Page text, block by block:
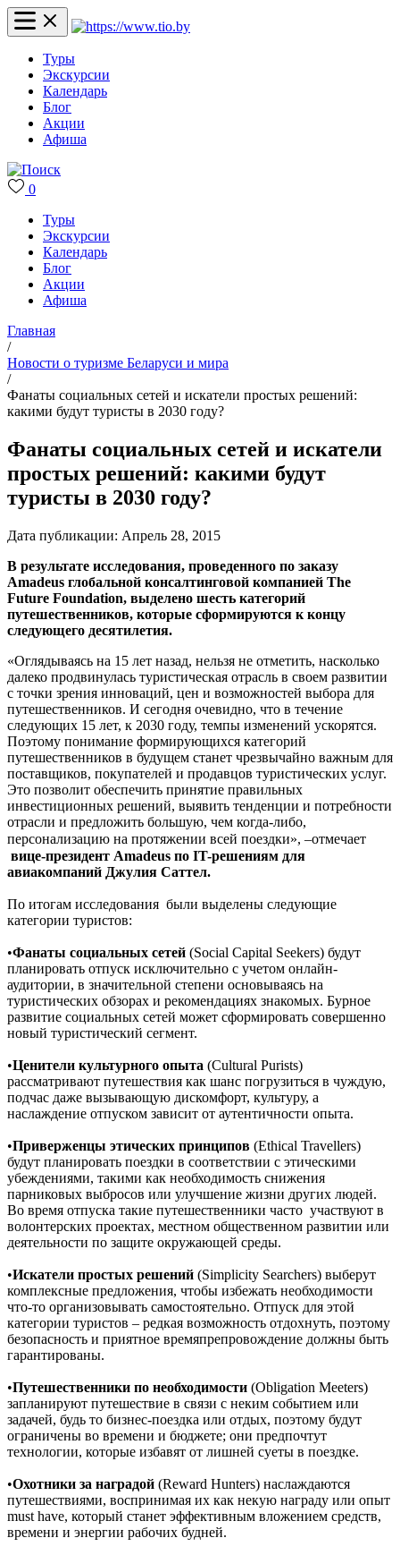
Туры
Экскурсии
Календарь
Блог
Акции
Афиша
0
Туры
Экскурсии
Календарь
Блог
Акции
Афиша
Главная
/
Новости о туризме Беларуси и мира
/
Фанаты социальных сетей и искатели простых решений:
какими будут туристы в 2030 году?
Фанаты социальных сетей и искатели
простых решений: какими будут
туристы в 2030 году?
Дата публикации: Апрель 28, 2015
В результате исследования, проведенного по заказу
Amadeus глобальной консалтинговой компанией The
Future Foundation, выделено шесть категорий
путешественников, которые сформируются к концу
следующего десятилетия.
«Оглядываясь на 15 лет назад, нельзя не отметить, насколько
далеко продвинулась туристическая отрасль в своем развитии
с точки зрения инноваций, цен и возможностей выбора для
путешественников. И сегодня очевидно, что в течение
следующих 15 лет, к 2030 году, темпы изменений ускорятся.
Поэтому понимание формирующихся категорий
путешественников в будущем станет чрезвычайно важным для
поставщиков, покупателей и продавцов туристических услуг.
Это позволит обеспечить принятие правильных
инвестиционных решений, выявить тенденции и потребности
отрасли и предложить большую, чем когда-либо,
персонализацию на протяжении всей поездки», –отмечает
вице-президент Amadeus по IT-решениям для
авиакомпаний Джулия Саттел.
По итогам исследования были выделены следующие
категории туристов:
•Фанаты социальных сетей (Social Capital Seekers) будут
планировать отпуск исключительно с учетом онлайн-
аудитории, в значительной степени основываясь на
туристических обзорах и рекомендациях знакомых. Бурное
развитие социальных сетей может сформировать совершенно
новый туристический сегмент.
•Ценители культурного опыта (Cultural Purists)
рассматривают путешествия как шанс погрузиться в чуждую,
подчас даже вызывающую дискомфорт, культуру, а
наслаждение отпуском зависит от аутентичности опыта.
•Приверженцы этических принципов (Ethical Travellers)
будут планировать поездки в соответствии с этическими
убеждениями, такими как необходимость снижения
парниковых выбросов или улучшение жизни других людей.
Во время отпуска такие путешественники часто участвуют в
волонтерских проектах, местном общественном развитии или
деятельности по защите окружающей среды.
•Искатели простых решений (Simplicity Searchers) выберут
комплексные предложения, чтобы избежать необходимости
что-то организовывать самостоятельно. Отпуск для этой
категории туристов – редкая возможность отдохнуть, поэтому
безопасность и приятное времяпрепровождение должны быть
гарантированы.
•Путешественники по необходимости (Obligation Meeters)
запланируют путешествие в связи с неким событием или
задачей, будь то бизнес-поездка или отдых, поэтому будут
ограничены во времени и бюджете; они предпочтут
технологии, которые избавят от лишней суеты в поездке.
•Охотники за наградой (Reward Hunters) наслаждаются
путешествиями, воспринимая их как некую награду или опыт
must have, который станет эффективным вложением средств,
времени и энергии рабочих будней.